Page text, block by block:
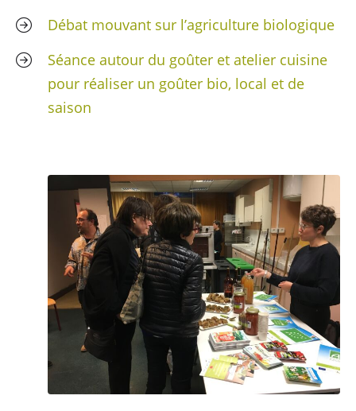
Débat mouvant sur l’agriculture biologique
Séance autour du goûter et atelier cuisine
pour réaliser un goûter bio, local et de
saison